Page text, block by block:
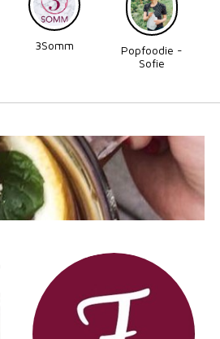
3Somm
Popfoodie -
Sofie